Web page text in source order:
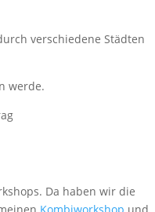
verschiedene Städten
werde.
Da haben wir die